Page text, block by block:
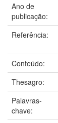
Ano de
publicação:
Referência:
Conteúdo:
Thesagro:
Palavras-
chave: